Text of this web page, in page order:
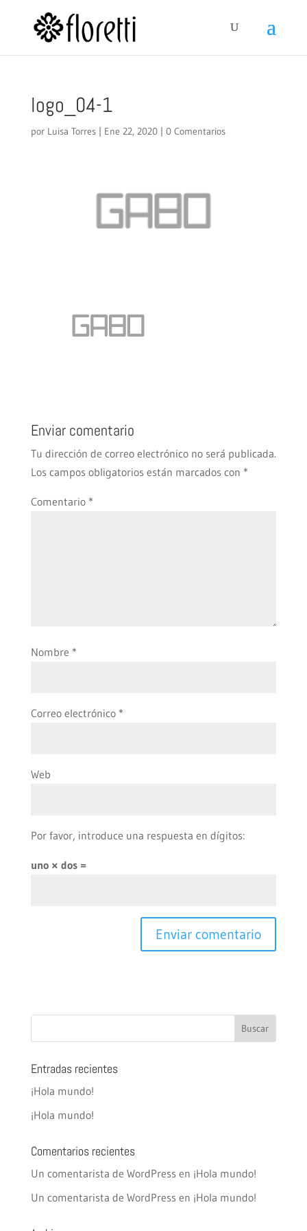
logo_04-1
por Luisa Torres| Ene 22, 2020| 0 Comentarios
Enviar comentario
Tu dirección de correo electrónico no será publicada.
Los campos obligatorios están marcados con *
Comentario *
Nombre *
Correo electrónico *
Web
Por favor, introduce una respuesta en dígitos:
uno × dos =
Entradas recientes
¡Hola mundo!
¡Hola mundo!
Comentarios recientes
Un comentarista de WordPressen ¡Hola mundo!
Un comentarista de WordPressen ¡Hola mundo!